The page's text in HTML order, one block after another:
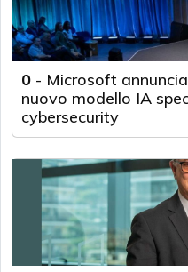
0 - Microsoft
nuovo modello IA
cybersecurity